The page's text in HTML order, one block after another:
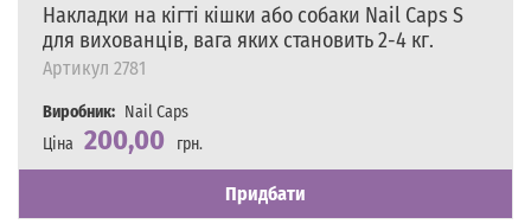
Накладки на кігті кішки або собаки Nail Caps S
для вихованців, вага яких становить 2-4 кг.
Артикул 2781
Виробник: Nail Caps
Ціна 200,00
грн.
Наявність
Є в наявності
Придбати